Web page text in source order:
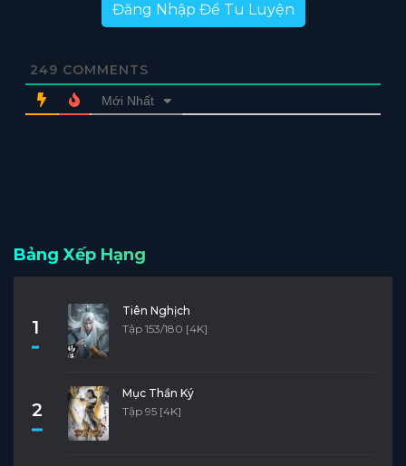
Đăng Nhập Để Tu Luyện
249 COMMENTS
Mới Nhất
Bảng Xếp Hạng
1
Tiên Nghịch
Tập 153/180 [4K]
2
Mục Thần Ký
Tập 95 [4K]